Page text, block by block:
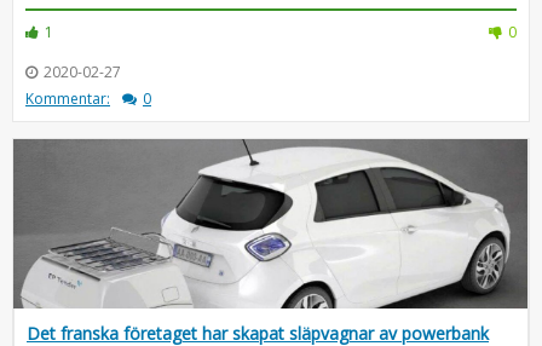
1
0
2020-02-27
Kommentar:
0
Det franska företaget har skapat släpvagnar av powerbank